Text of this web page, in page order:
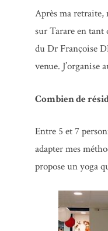
Après ma retraite,
sur Tarare en tant
du Dr Françoise
venue. J’organise
Combien de
Entre 5 et 7
adapter mes
propose un yoga